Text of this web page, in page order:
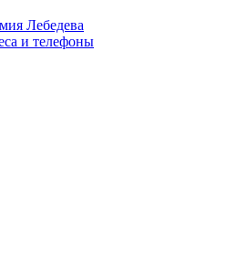
Лебедева
и телефоны